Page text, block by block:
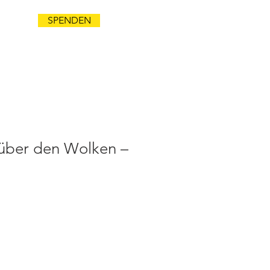
SPENDEN
den Wolken –